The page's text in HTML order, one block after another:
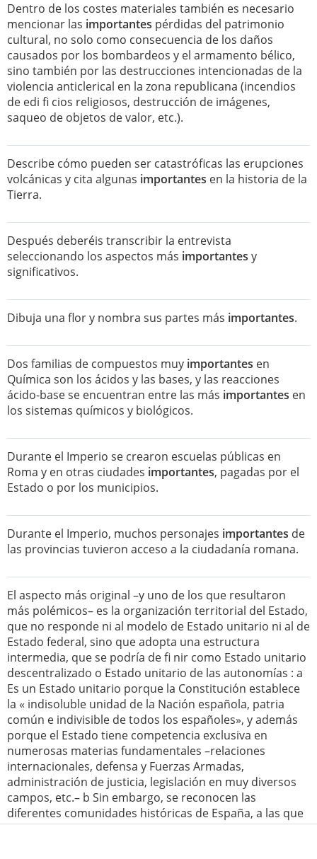
Dentro de los costes materiales también es necesario
mencionar las importantes pérdidas del patrimonio
cultural, no solo como consecuencia de los daños
causados por los bombardeos y el armamento bélico,
sino también por las destrucciones intencionadas de la
violencia anticlerical en la zona republicana (incendios
de edi fi cios religiosos, destrucción de imágenes,
saqueo de objetos de valor, etc.).
Describe cómo pueden ser catastróficas las erupciones
volcánicas y cita algunas importantes en la historia de la
Tierra.
Después deberéis transcribir la entrevista
seleccionando los aspectos más importantes y
significativos.
Dibuja una flor y nombra sus partes más importantes.
Dos familias de compuestos muy importantes en
Química son los ácidos y las bases, y las reacciones
ácido-base se encuentran entre las más importantes en
los sistemas químicos y biológicos.
Durante el Imperio se crearon escuelas públicas en
Roma y en otras ciudades importantes, pagadas por el
Estado o por los municipios.
Durante el Imperio, muchos personajes importantes de
las provincias tuvieron acceso a la ciudadanía romana.
El aspecto más original –y uno de los que resultaron
más polémicos– es la organización territorial del Estado,
que no responde ni al modelo de Estado unitario ni al de
Estado federal, sino que adopta una estructura
intermedia, que se podría de fi nir como Estado unitario
descentralizado o Estado unitario de las autonomías : a
Es un Estado unitario porque la Constitución establece
la « indisoluble unidad de la Nación española, patria
común e indivisible de todos los españoles», y además
porque el Estado tiene competencia exclusiva en
numerosas materias fundamentales –relaciones
internacionales, defensa y Fuerzas Armadas,
administración de justicia, legislación en muy diversos
campos, etc.– b Sin embargo, se reconocen las
diferentes comunidades históricas de España, a las que
se concede un amplio margen de autonomía,